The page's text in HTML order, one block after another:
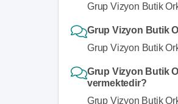
Grup Vizyon Butik
Grup Vizyon Butik
Grup Vizyon Butik
Grup Vizyon Butik
vermektedir?
Grup Vizyon Butik